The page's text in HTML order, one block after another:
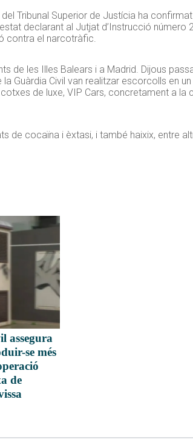
Tribunal Superior de Justícia ha
declarant al Jutjat d’Instrucció número
contra el narcotràfic.
de les Illes Balears i a Madrid. Dijous
Guàrdia Civil van realitzar escorcolls en
de luxe, VIP Cars, concretament a la
de cocaïna i èxtasi, i també haixix, entre
assegura
se més
de